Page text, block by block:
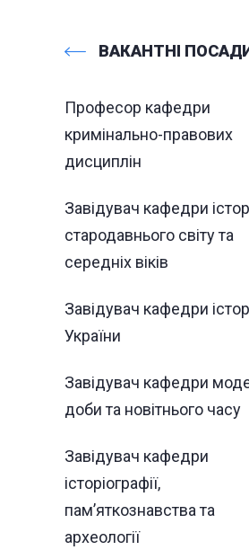
ВАКАНТНІ
Професор кафедри
кримінально-правових
дисциплін
Завідувач кафедри
стародавнього світу та
середніх віків
Завідувач кафедри
України
Завідувач кафедри
доби та новітнього часу
Завідувач кафедри
історіографії,
пам’яткознавства та
археології